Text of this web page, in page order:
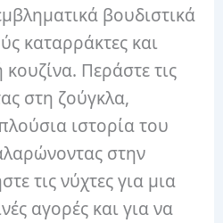
βουδιστικά
καταρράκτες και
Περάστε τις
στη ζούγκλα,
ιστορία του
στην
τις νύχτες για μια
αγορές και για να